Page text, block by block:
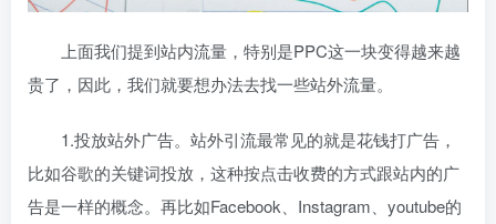
上面我们提到站内流量，特别是PPC这一块变得越来越
贵了，因此，我们就要想办法去找一些站外流量。
1.投放站外广告。站外引流最常见的就是花钱打广告，
比如谷歌的关键词投放，这种按点击收费的方式跟站内的广
告是一样的概念。再比如Facebook、Instagram、youtube的